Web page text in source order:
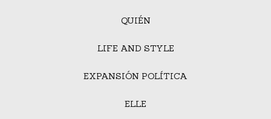
QUIÉN
LIFE AND STYLE
EXPANSIÓN POLÍTICA
ELLE